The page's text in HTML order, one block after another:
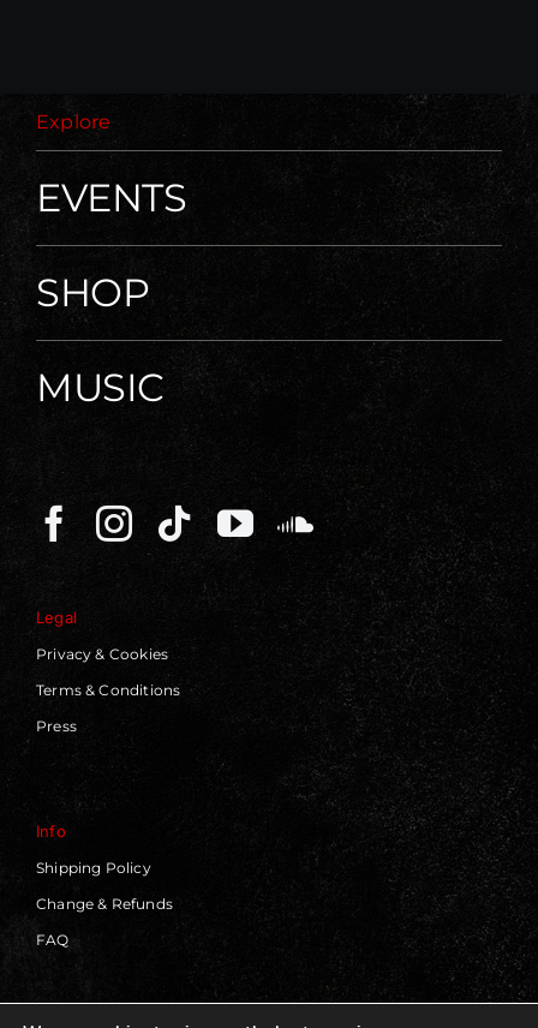
Explore
EVENTS
SHOP
MUSIC
Legal
Privacy & Cookies
Terms & Conditions
Press
Info
Shipping Policy
Change & Refunds
FAQ